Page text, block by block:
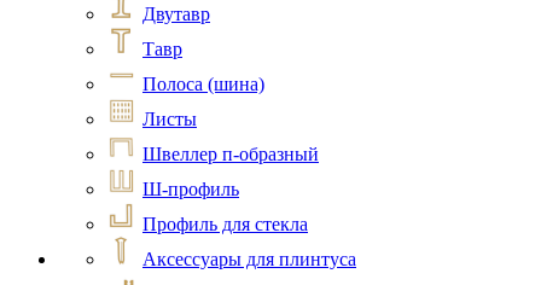
Двутавр
Тавр
Полоса (шина)
Листы
Швеллер п-образный
Ш-профиль
Профиль для стекла
Аксессуары для плинтуса